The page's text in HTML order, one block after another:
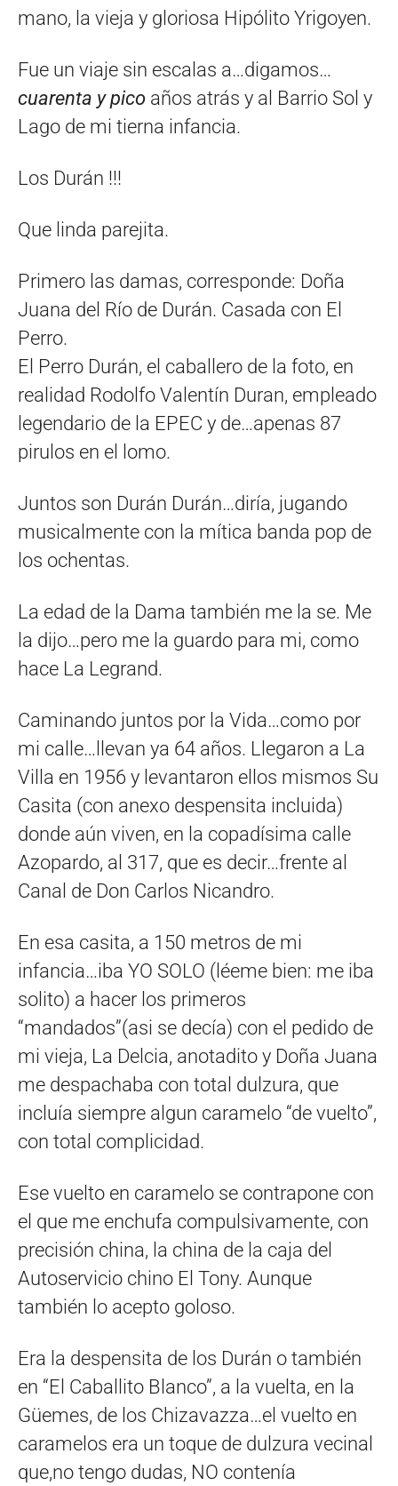
mano, la vieja y gloriosa Hipólito Yrigoyen.
Fue un viaje sin escalas a…digamos…
cuarenta y pico años atrás y al Barrio Sol y
Lago de mi tierna infancia.
Los Durán !!!
Que linda parejita.
Primero las damas, corresponde: Doña
Juana del Río de Durán. Casada con El
Perro.
El Perro Durán, el caballero de la foto, en
realidad Rodolfo Valentín Duran, empleado
legendario de la EPEC y de…apenas 87
pirulos en el lomo.
Juntos son Durán Durán…diría, jugando
musicalmente con la mítica banda pop de
los ochentas.
La edad de la Dama también me la se. Me
la dijo…pero me la guardo para mi, como
hace La Legrand.
Caminando juntos por la Vida…como por
mi calle…llevan ya 64 años. Llegaron a La
Villa en 1956 y levantaron ellos mismos Su
Casita (con anexo despensita incluida)
donde aún viven, en la copadísima calle
Azopardo, al 317, que es decir…frente al
Canal de Don Carlos Nicandro.
En esa casita, a 150 metros de mi
infancia…iba YO SOLO (léeme bien: me iba
solito) a hacer los primeros
“mandados”(asi se decía) con el pedido de
mi vieja, La Delcia, anotadito y Doña Juana
me despachaba con total dulzura, que
incluía siempre algun caramelo “de vuelto”,
con total complicidad.
Ese vuelto en caramelo se contrapone con
el que me enchufa compulsivamente, con
precisión china, la china de la caja del
Autoservicio chino El Tony. Aunque
también lo acepto goloso.
Era la despensita de los Durán o también
en “El Caballito Blanco”, a la vuelta, en la
Güemes, de los Chizavazza…el vuelto en
caramelos era un toque de dulzura vecinal
que,no tengo dudas, NO contenía